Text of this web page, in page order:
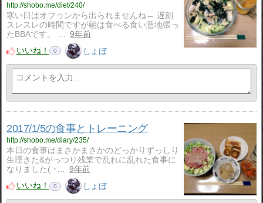
http://shobo.me/diet/240/
寒い日はオフゥンから出られませんね← 遅刻
スレスレの時間ですが朝は食べる食い意地張っ
たBBAです。 …
9年前
いいね！
0 しょぼ
2017/1/5の食事とトレーニング
http://shobo.me/diary/235/
本日の食事はまさかまさかのどっかりずっしり
生理きた&がっつり残業で乱れに乱れた食事に
なりました( ･…
9年前
いいね！
0 しょぼ